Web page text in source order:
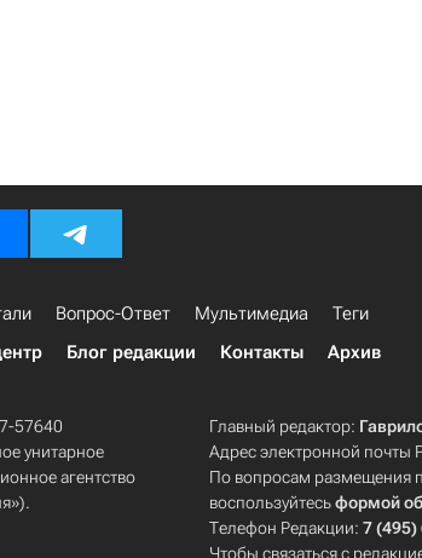
Вопрос-Ответ Мультимедиа
Теги
Блог редакции Контакты Архив
57640
унитарное
агентство
Главный редактор:
Адрес электронной почты
По вопросам размещения
воспользуйтесьформой
Телефон Редакции:7 (495)
Чтобы связаться с